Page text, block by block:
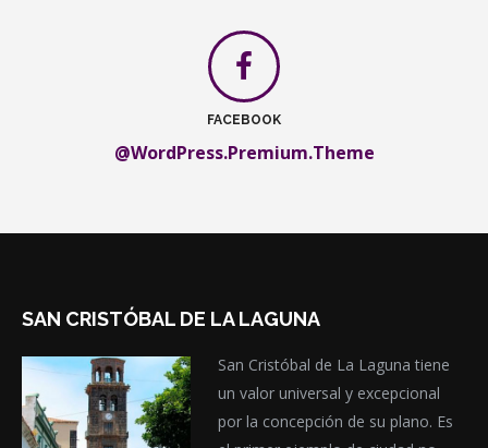
FACEBOOK
@WordPress.Premium.Theme
SAN CRISTÓBAL DE LA LAGUNA
San Cristóbal de La Laguna tiene
un valor universal y excepcional
por la concepción de su plano. Es